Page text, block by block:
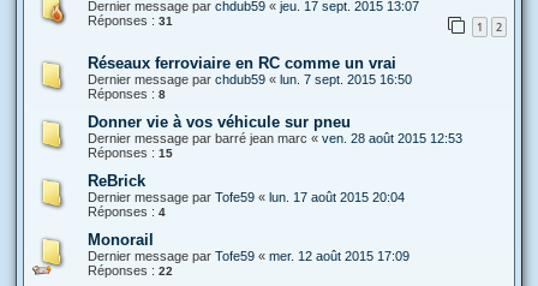
Dernier message par chdub59 « jeu. 17 sept. 2015 13:07
Réponses : 31 1 2
Réseaux ferroviaire en RC comme un vrai
Dernier message par chdub59 « lun. 7 sept. 2015 16:50
Réponses : 8
Donner vie à vos véhicule sur pneu
Dernier message par barré jean marc « ven. 28 août 2015 12:53
Réponses : 15
ReBrick
Dernier message par Tofe59 « lun. 17 août 2015 20:04
Réponses : 4
Monorail
Dernier message par Tofe59 « mer. 12 août 2015 17:09
Réponses : 22